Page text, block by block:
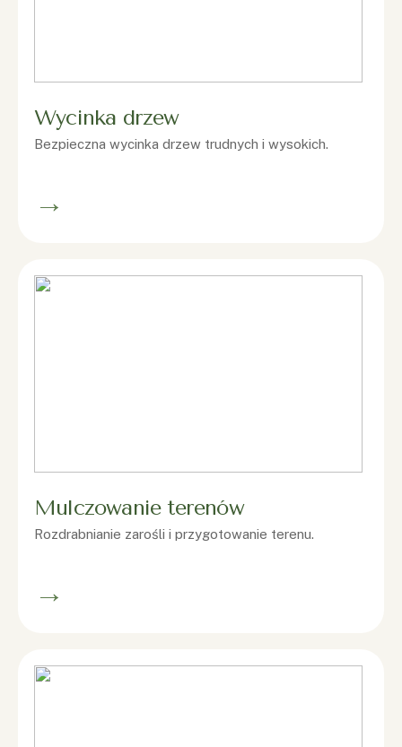
Wycinka drzew
Bezpieczna wycinka drzew trudnych i wysokich.
→
Mulczowanie terenów
Rozdrabnianie zarośli i przygotowanie terenu.
→